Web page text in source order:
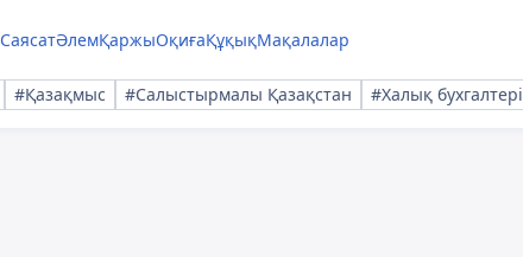
СаясатӘлемҚаржыОқиғаҚұқықМақалалар
#Қазақмыс #Салыстырмалы Қазақстан #Халық бухгалтері